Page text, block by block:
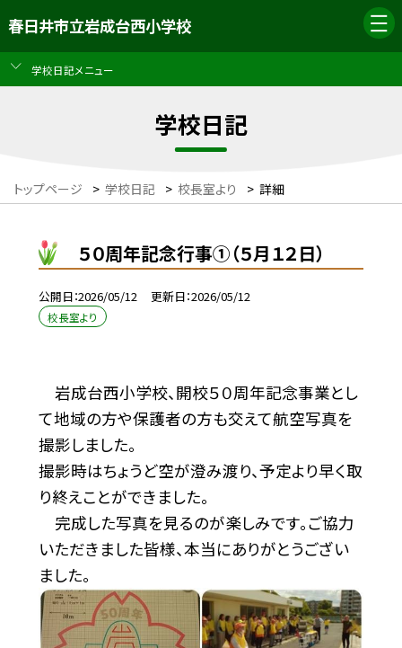
春日井市立岩成台西小学校
学校日記メニュー
学校日記
トップページ > 学校日記 > 校長室より > 詳細
５０周年記念行事①（５月１２日）
公開日 2026/05/12 更新日 2026/05/12
校長室より
岩成台西小学校、開校５０周年記念事業とし
て地域の方や保護者の方も交えて航空写真を
撮影しました。
撮影時はちょうど空が澄み渡り、予定より早く取
り終えことができました。
完成した写真を見るのが楽しみです。ご協力
いただきました皆様、本当にありがとうござい
ました。